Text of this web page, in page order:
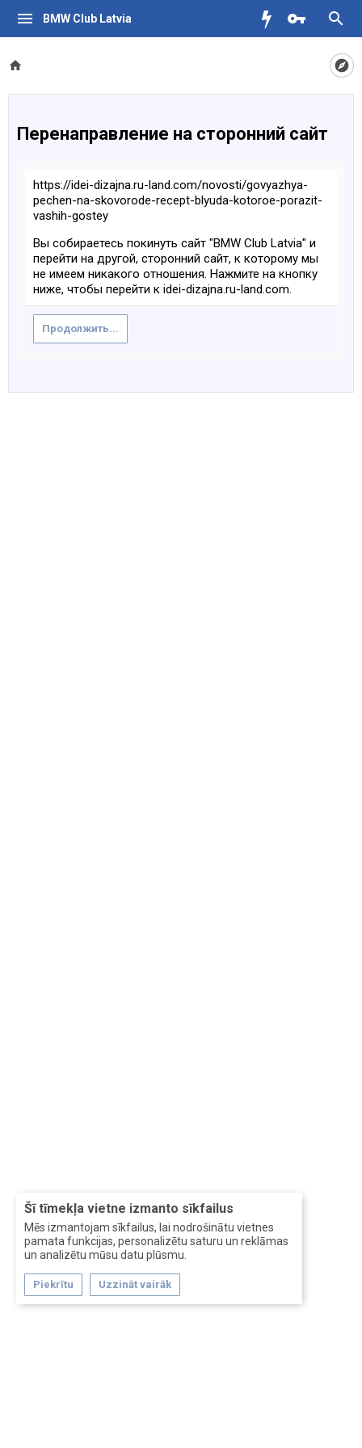
BMW Club Latvia
Šī tīmekļa vietne izmanto sīkfailus
Mēs izmantojam sīkfailus, lai nodrošinātu vietnes
pamata funkcijas, personalizētu saturu un reklāmas
un analizētu mūsu datu plūsmu.
Piekrītu Uzzināt vairāk
Перенаправление на сторонний сайт
https://idei-dizajna.ru-land.com/novosti/govyazhya-
pechen-na-skovorode-recept-blyuda-kotoroe-porazit-
vashih-gostey
Вы собираетесь покинуть сайт "BMW Club Latvia" и
перейти на другой, сторонний сайт, к которому мы
не имеем никакого отношения. Нажмите на кнопку
ниже, чтобы перейти к idei-dizajna.ru-land.com.
Продолжить...